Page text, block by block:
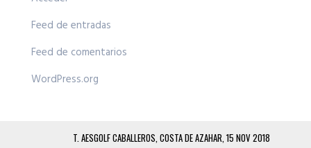
Feed de entradas
Feed de comentarios
WordPress.org
T. AESGOLF CABALLEROS, COSTA DE AZAHAR, 15 NOV 2018